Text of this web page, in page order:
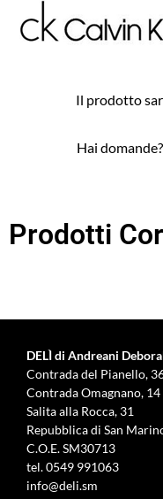
Il prodotto
Hai
Prodotti
DELÌ di Andreani
Contrada del Pianello,
Contrada Omagnano, 14
Salita alla Rocca, 31
Repubblica di San
C.O.E. SM30713
tel.0549 991063
info@deli.sm